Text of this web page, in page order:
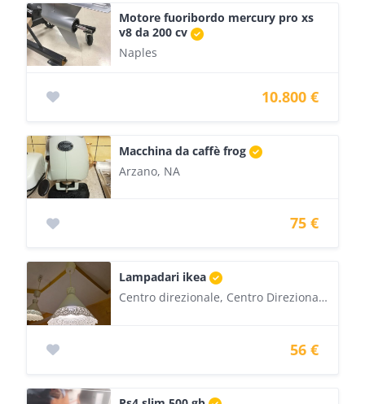
Motore fuoribordo mercury pro xs
v8 da 200 cv
Naples
10.800 €
Macchina da caffè frog
Arzano, NA
75 €
Lampadari ikea
Centro direzionale, Centro Direzionale Isola E7, Napoli, NA
56 €